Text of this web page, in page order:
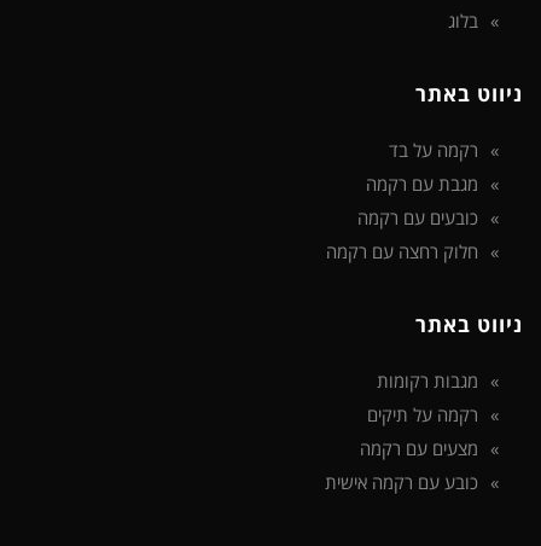
בלוג
ניווט באתר
רקמה על בד
מגבת עם רקמה
כובעים עם רקמה
חלוק רחצה עם רקמה
ניווט באתר
מגבות רקומות
רקמה על תיקים
מצעים עם רקמה
כובע עם רקמה אישית